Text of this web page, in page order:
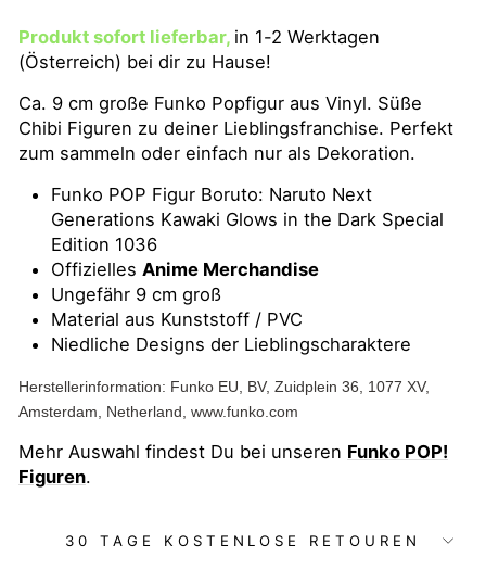
Produkt sofort lieferbar, in 1-2 Werktagen
(Österreich) bei dir zu Hause!
Ca. 9 cm große Funko Popfigur aus Vinyl. Süße
Chibi Figuren zu deiner Lieblingsfranchise. Perfekt
zum sammeln oder einfach nur als Dekoration.
Funko POP Figur Boruto: Naruto Next
Generations Kawaki Glows in the Dark Special
Edition 1036
Offizielles Anime Merchandise
Ungefähr 9 cm groß
Material aus Kunststoff / PVC
Niedliche Designs der Lieblingscharaktere
Herstellerinformation: Funko EU, BV, Zuidplein 36, 1077 XV,
Amsterdam, Netherland, www.funko.com
Mehr Auswahl findest Du bei unseren Funko POP!
Figuren.
30 TAGE KOSTENLOSE RETOUREN